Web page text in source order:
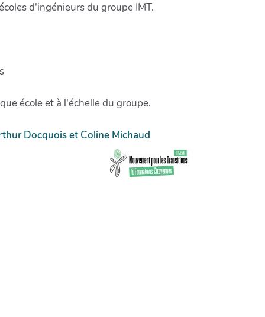
d'ingénieurs du groupe IMT.
école et à l'échelle du groupe.
Docquois et Coline Michaud